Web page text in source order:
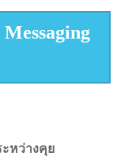
หว่างคุย